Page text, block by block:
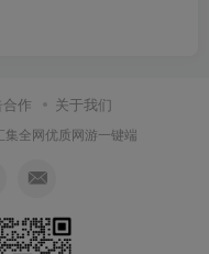
合作 关于我们
集全网优质网游一键端